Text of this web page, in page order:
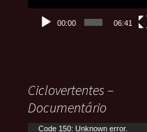
00:00 06:41
Ciclovertentes –
Documentário
Tocador
Code 150: Unknown error.